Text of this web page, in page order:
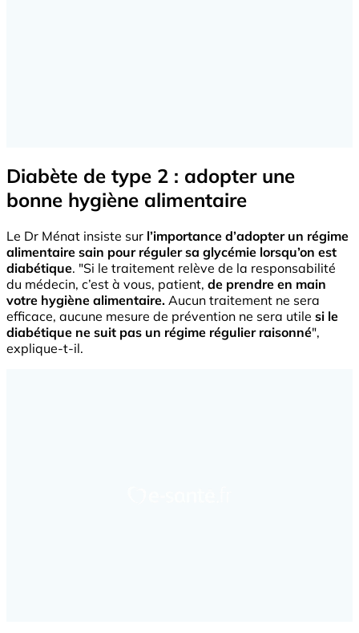
Diabète de type 2 : adopter une
bonne hygiène alimentaire
Le Dr Ménat insiste sur l’importance d’adopter un régime
alimentaire sain pour réguler sa glycémie lorsqu’on est
diabétique. "Si le traitement relève de la responsabilité
du médecin, c’est à vous, patient, de prendre en main
votre hygiène alimentaire. Aucun traitement ne sera
efficace, aucune mesure de prévention ne sera utile si le
diabétique ne suit pas un régime régulier raisonné",
explique-t-il.